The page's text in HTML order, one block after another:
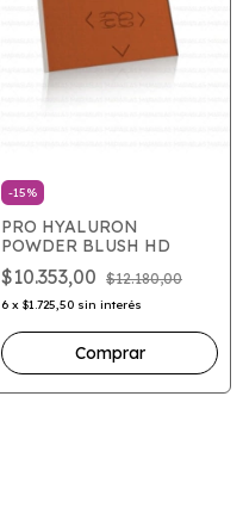
-15%
PRO HYALURON
POWDER BLUSH HD
$10.353,00 $12.180,00
6 x $1.725,50 sin interés
Comprar